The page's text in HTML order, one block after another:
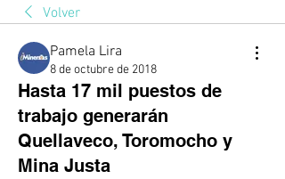
Volver
Pamela Lira
8 de octubre de 2018
Hasta 17 mil puestos de
trabajo generarán
Quellaveco, Toromocho y
Mina Justa